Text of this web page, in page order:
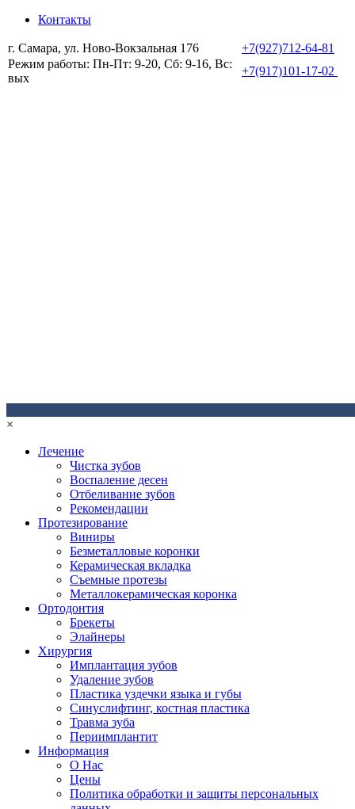
Контакты
г. Самара, ул. Ново-Вокзальная 176
+7(927)712-64-81
Режим работы: Пн-Пт: 9-20, Сб: 9-16, Вс:
вых
+7(917)101-17-02
×
Лечение
Чистка зубов
Воспаление десен
Отбеливание зубов
Рекомендации
Протезирование
Виниры
Безметалловые коронки
Керамическая вкладка
Съемные протезы
Металлокерамическая коронка
Ортодонтия
Брекеты
Элайнеры
Хирургия
Имплантация зубов
Удаление зубов
Пластика уздечки языка и губы
Синуслифтинг, костная пластика
Травма зуба
Периимплантит
Информация
О Нас
Цены
Политика обработки и защиты персональных